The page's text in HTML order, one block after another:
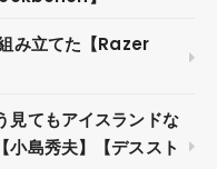
み立てた【Razer
見てもアイスランドな
小島秀夫】【デススト